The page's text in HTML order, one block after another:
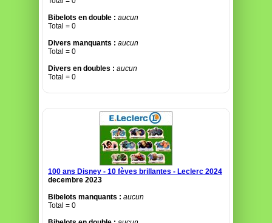
Bibelots en double : aucun
Total = 0
Divers manquants : aucun
Total = 0
Divers en doubles : aucun
Total = 0
100 ans Disney - 10 fèves brillantes - Leclerc 2024
decembre 2023
Bibelots manquants : aucun
Total = 0